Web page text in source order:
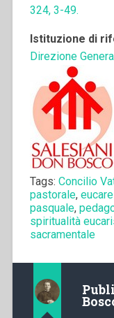
324, 3-49.
Istituzione di
Direzione
Tags: Concilio
pastorale,
pasquale,
spiritualità
sacramentale